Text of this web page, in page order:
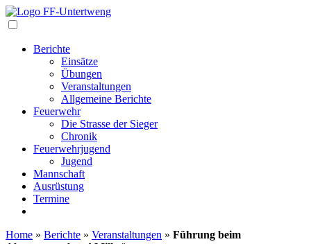
Berichte
Einsätze
Übungen
Veranstaltungen
Allgemeine Berichte
Feuerwehr
Die Strasse der Sieger
Chronik
Feuerwehrjugend
Jugend
Mannschaft
Ausrüstung
Termine
Home » Berichte » Veranstaltungen » Führung beim